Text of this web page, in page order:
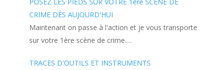
CRIME DÈS AUJOURD'HUI
Maintenant on passe à l'action et je vous transporte
sur votre 1ère scène de crime.…
TRACES D'OUTILS ET INSTRUMENTS